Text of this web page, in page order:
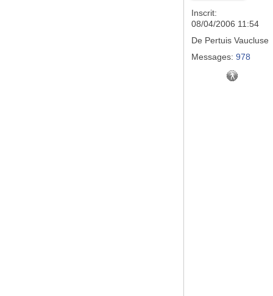
Inscrit:
08/04/2006 11:54
De Pertuis Vaucluse
Messages: 978